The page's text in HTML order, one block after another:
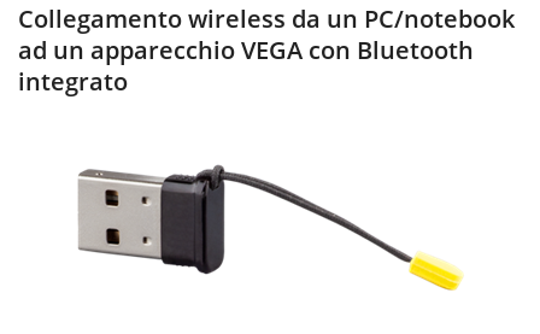
Collegamento wireless da un PC/notebook
ad un apparecchio VEGA con Bluetooth
integrato